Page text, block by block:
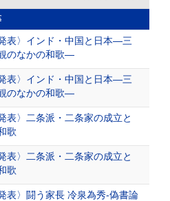
発表〉インド・中国と日本―三
のなかの和歌―
発表〉インド・中国と日本―三
のなかの和歌―
表〉二条派・二条家の成立と
歌
表〉二条派・二条家の成立と
歌
表〉闘う家長 冷泉為秀-偽書論